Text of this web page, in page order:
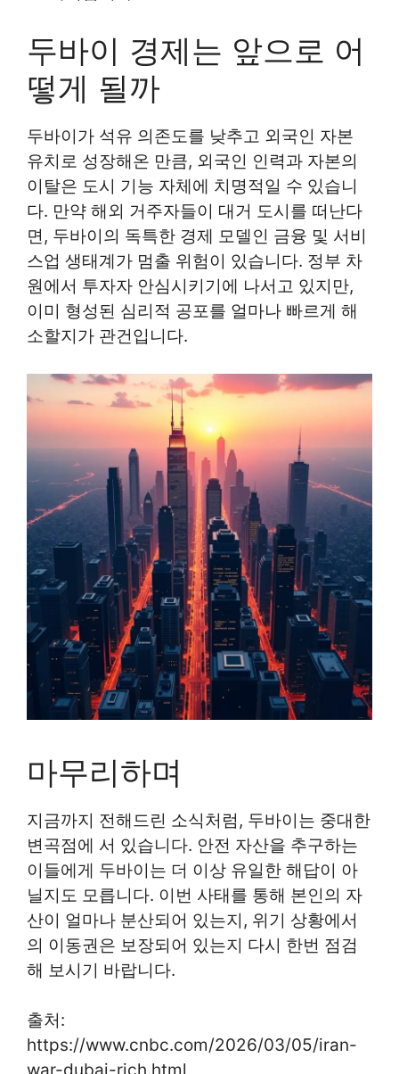
두바이 경제는 앞으로 어
떻게 될까
두바이가 석유 의존도를 낮추고 외국인 자본
유치로 성장해온 만큼, 외국인 인력과 자본의
이탈은 도시 기능 자체에 치명적일 수 있습니
다. 만약 해외 거주자들이 대거 도시를 떠난다
면, 두바이의 독특한 경제 모델인 금융 및 서비
스업 생태계가 멈출 위험이 있습니다. 정부 차
원에서 투자자 안심시키기에 나서고 있지만,
이미 형성된 심리적 공포를 얼마나 빠르게 해
소할지가 관건입니다.
마무리하며
지금까지 전해드린 소식처럼, 두바이는 중대한
변곡점에 서 있습니다. 안전 자산을 추구하는
이들에게 두바이는 더 이상 유일한 해답이 아
닐지도 모릅니다. 이번 사태를 통해 본인의 자
산이 얼마나 분산되어 있는지, 위기 상황에서
의 이동권은 보장되어 있는지 다시 한번 점검
해 보시기 바랍니다.
출처:
https://www.cnbc.com/2026/03/05/iran-